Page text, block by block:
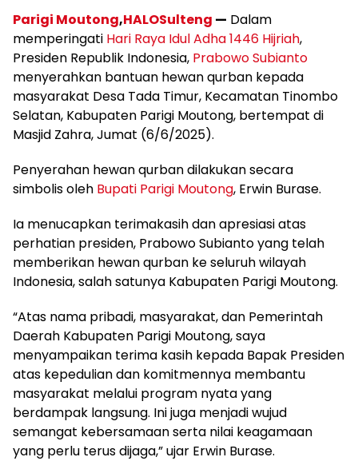
Parigi Moutong,HALOSulteng — Dalam
memperingati Hari Raya Idul Adha 1446 Hijriah,
Presiden Republik Indonesia, Prabowo Subianto
menyerahkan bantuan hewan qurban kepada
masyarakat Desa Tada Timur, Kecamatan Tinombo
Selatan, Kabupaten Parigi Moutong, bertempat di
Masjid Zahra, Jumat (6/6/2025).
Penyerahan hewan qurban dilakukan secara
simbolis oleh Bupati Parigi Moutong, Erwin Burase.
Ia menucapkan terimakasih dan apresiasi atas
perhatian presiden, Prabowo Subianto yang telah
memberikan hewan qurban ke seluruh wilayah
Indonesia, salah satunya Kabupaten Parigi Moutong.
“Atas nama pribadi, masyarakat, dan Pemerintah
Daerah Kabupaten Parigi Moutong, saya
menyampaikan terima kasih kepada Bapak Presiden
atas kepedulian dan komitmennya membantu
masyarakat melalui program nyata yang
berdampak langsung. Ini juga menjadi wujud
semangat kebersamaan serta nilai keagamaan
yang perlu terus dijaga,” ujar Erwin Burase.